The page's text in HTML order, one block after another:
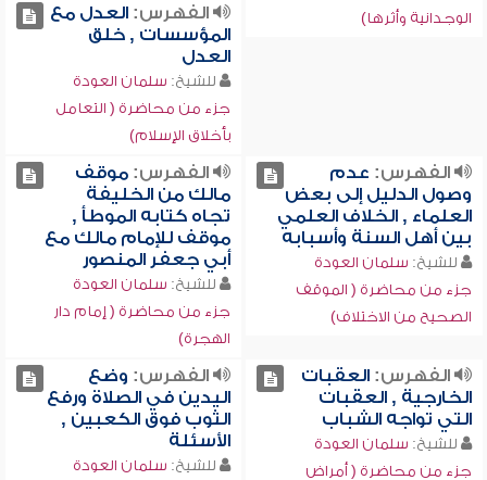
الوجدانية وأثرها)
الفهرس:العدل مع
المؤسسات , خلق
العدل
للشيخ: سلمان العودة
جزء من محاضرة ( التعامل
بأخلاق الإسلام)
الفهرس: عدم
وصول الدليل إلى بعض
العلماء , الخلاف العلمي
بين أهل السنة وأسبابه
للشيخ: سلمان العودة
جزء من محاضرة ( الموقف
الصحيح من الاختلاف)
الفهرس:موقف
مالك من الخليفة
تجاه كتابه الموطأ ,
موقف للإمام مالك مع
أبي جعفر المنصور
للشيخ: سلمان العودة
جزء من محاضرة ( إمام دار
الهجرة)
الفهرس:العقبات
الخارجية , العقبات
التي تواجه الشباب
للشيخ: سلمان العودة
جزء من محاضرة ( أمراض
الفهرس: وضع
اليدين في الصلاة ورفع
الثوب فوق الكعبين ,
الأسئلة
للشيخ: سلمان العودة